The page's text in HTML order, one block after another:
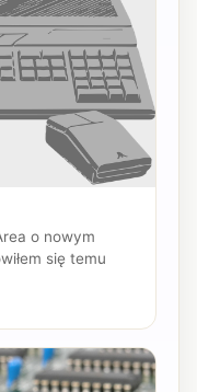
o nowym
się temu